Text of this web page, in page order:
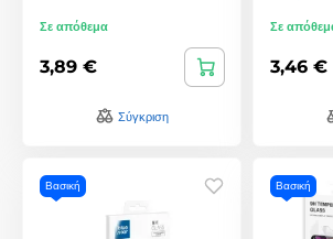
Σε απόθεμα
3,89 €
Σύγκριση
Σε
3,46 €
Βασική Βασική